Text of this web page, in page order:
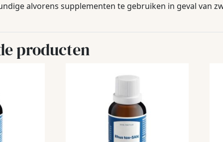
alvorens supplementen te gebruiken in geval van
producten